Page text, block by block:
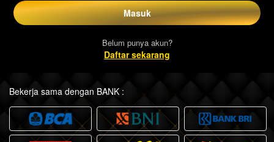
Masuk
Belum punya akun?
Daftar sekarang
Bekerja sama dengan BANK :